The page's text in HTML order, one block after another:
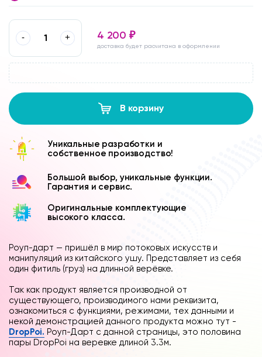
- + 4 200 ₽
доставка будет расчитана в оформлении
В корзину
Уникальные разработки и
собственное производство!
Большой выбор, уникальные функции.
Гарантия и сервис.
Оригинальные комплектующие
высокого класса.
Роуп-дарт — пришёл в мир потоковых искусств и
манипуляций из китайского ушу. Представляет из себя
один фитиль (груз) на длинной верёвке.
Так как продукт является производной от
существующего, производимого нами реквизита,
ознакомиться с функциями, режимами, тех данными и
некой демонстрацией данного продукта можно тут -
DropPoi. Роуп-Дарт с данной страницы, это половина
пары DropPoi на веревке длиной 3.3м.